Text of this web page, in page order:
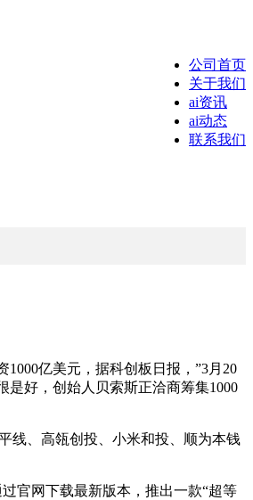
公司首页
关于我们
ai资讯
ai动态
联系我们
亿美元，据科创板日报，”3月20
是好，创始人贝索斯正洽商筹集1000
线、高瓴创投、小米和投、顺为本钱
官网下载最新版本，推出一款“超等